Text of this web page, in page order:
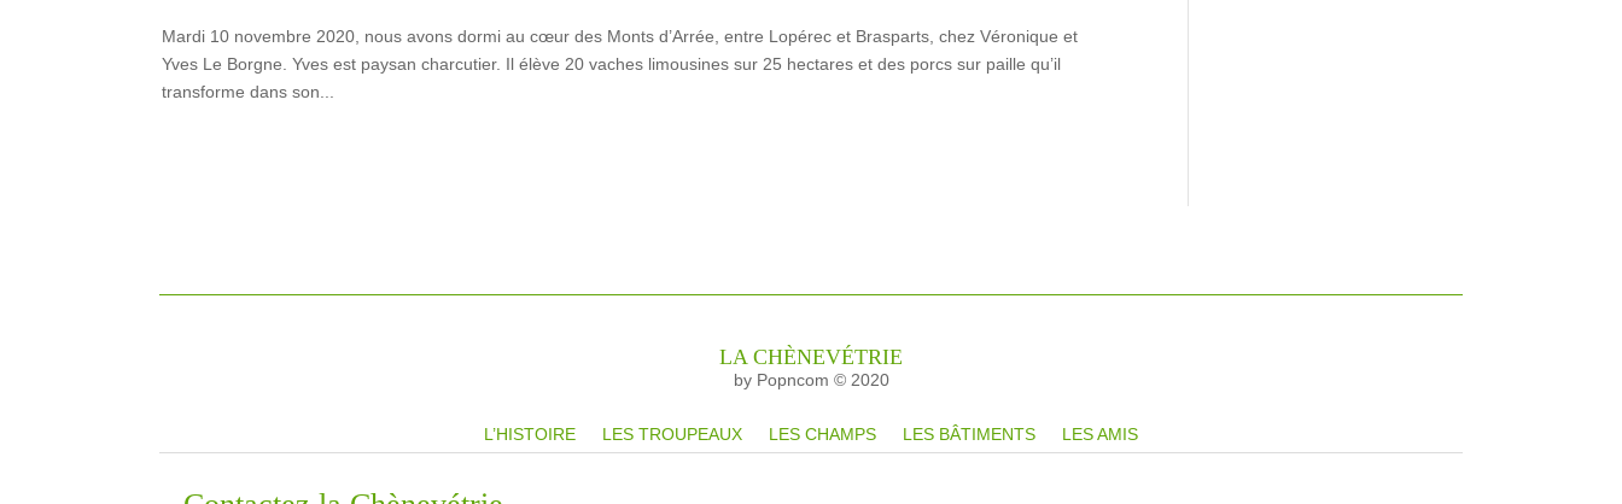
Mardi 10 novembre 2020, nous avons dormi au cœur des Monts d’Arrée, entre Lopérec et Brasparts, chez Véronique et
Yves Le Borgne. Yves est paysan charcutier. Il élève 20 vaches limousines sur 25 hectares et des porcs sur paille qu’il
transforme dans son...
LA CHÈNEVÉTRIE
by Popncom © 2020
L’HISTOIRE LES TROUPEAUX LES CHAMPS LES BÂTIMENTS LES AMIS